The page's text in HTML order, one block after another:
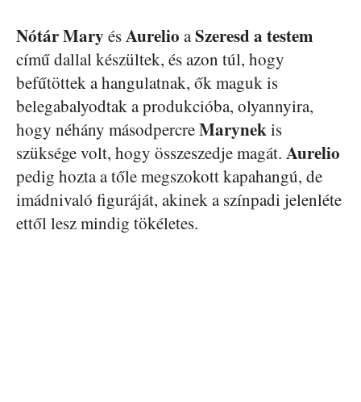
Nótár Mary ésAurelio aSzeresd a testem
című dallal készültek, és azon túl, hogy
befűtöttek a hangulatnak, ők maguk is
belegabalyodtak a produkcióba, olyannyira,
hogy néhány másodpercreMarynekis
szüksége volt, hogy összeszedje magát. Aurelio
pedig hozta a tőle megszokott kapahangú, de
imádnivaló figuráját, akinek a színpadi jelenléte
ettől lesz mindig tökéletes.